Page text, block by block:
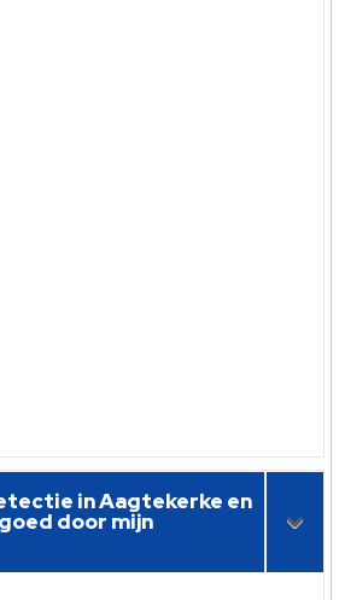
in Aagtekerke en
door mijn